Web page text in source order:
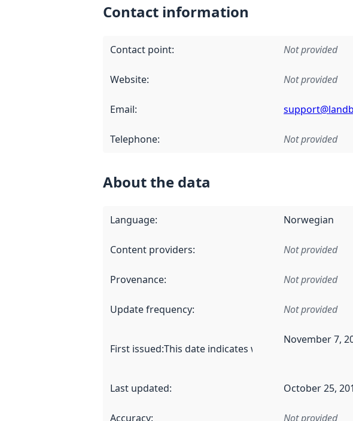
Contact information
Contact point: Not provided
Website: Not provided
Email:
Telephone: Not provided
About the data
Language: Norwegian
Content providers: Not provided
Provenance: Not provided
Update frequency: Not provided
First issued:This date indicates when the data in this
November 7,
Last updated: October 25,
Accuracy: Not provided